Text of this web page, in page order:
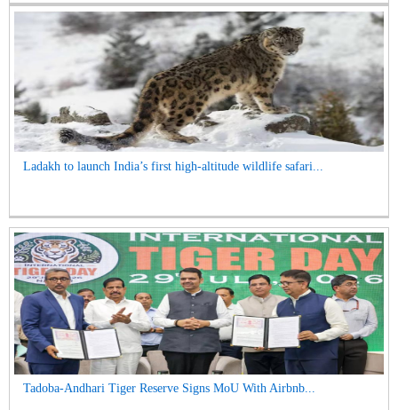
Ladakh to launch India’s first high-altitude wildlife safari...
Tadoba-Andhari Tiger Reserve Signs MoU With Airbnb...